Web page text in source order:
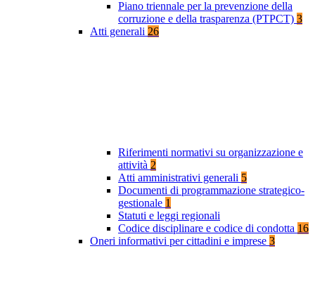
Piano triennale per la prevenzione della
corruzione e della trasparenza (PTPCT) 3
Atti generali 26
Riferimenti normativi su organizzazione e
attività 2
Atti amministrativi generali 5
Documenti di programmazione strategico-
gestionale 1
Statuti e leggi regionali
Codice disciplinare e codice di condotta 16
Oneri informativi per cittadini e imprese 3